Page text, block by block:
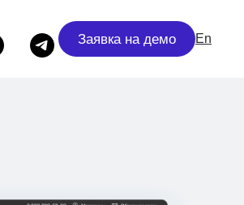
Заявка на демо En